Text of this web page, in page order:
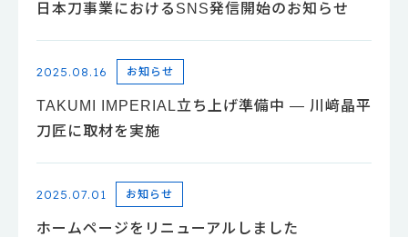
日本刀事業におけるSNS発信開始のお知らせ
2025.08.16 お知らせ
TAKUMI IMPERIAL立ち上げ準備中 ― 川﨑晶平
刀匠に取材を実施
2025.07.01 お知らせ
ホームページをリニューアルしました